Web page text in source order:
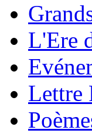
L'Ere
Lettre